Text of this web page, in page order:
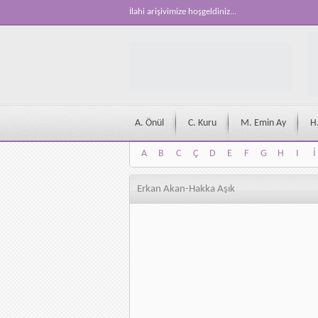
İlahi arişivimize hoşgeldiniz...
A. Önül C. Kuru M. Emin Ay
A B C Ç D E F G H I İ
A
B C Ç D E F G H I İ
Erkan Akan-Hakka Aşık